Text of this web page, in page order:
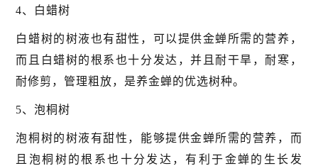
4、白蜡树
白蜡树的树液也有甜性，可以提供金蝉所需的营养，
而且白蜡树的根系也十分发达，并且耐干旱，耐寒，
耐修剪，管理粗放，是养金蝉的优选树种。
5、泡桐树
泡桐树的树液有甜性，能够提供金蝉所需的营养，而
且泡桐树的根系也十分发达，有利于金蝉的生长发